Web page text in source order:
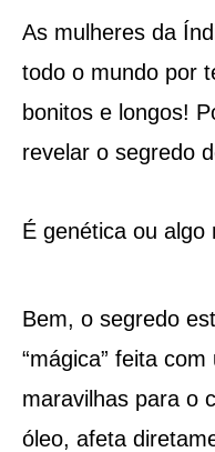
As mulheres da
todo o mundo por
bonitos e longos!
revelar o segredo
É genética ou algo
Bem, o segredo
“mágica” feita
maravilhas para o
óleo, afeta